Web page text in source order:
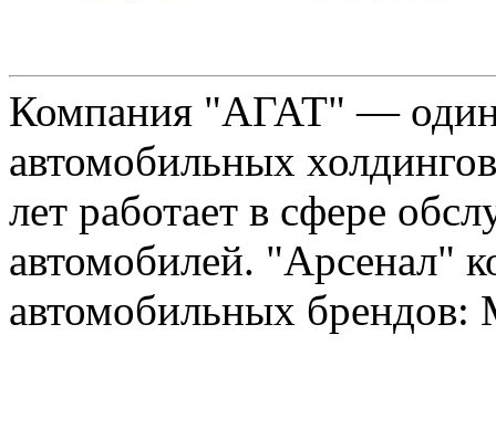
Компания "АГАТ" —
автомобильных
лет работает в сфере
автомобилей. "Арсенал"
автомобильных